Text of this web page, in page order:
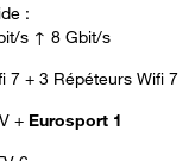
:
s ↑ 8 Gbit/s
7 + 3 Répéteurs Wifi 7
+ Eurosport 1